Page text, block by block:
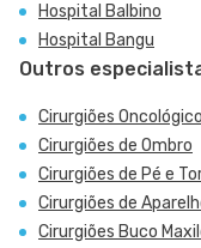
Hospital Balbino
Hospital Bangu
Outros
Cirurgiões
Cirurgiões de Ombro
Cirurgiões de Pé e
Cirurgiões de
Cirurgiões Buco